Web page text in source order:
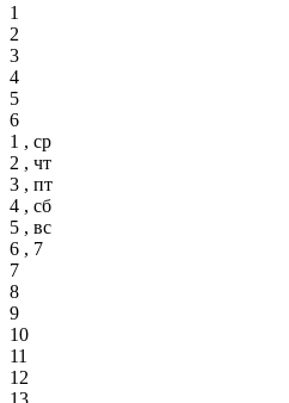
1
2
3
4
5
6
1 , ср
2 , чт
3 , пт
4 , сб
5 , вс
6 , 7
7
8
9
10
11
12
13